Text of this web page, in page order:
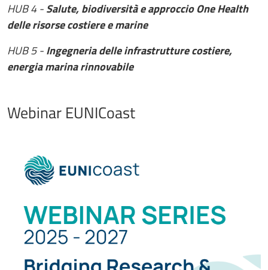
HUB 4 -Salute, biodiversità e approccio One Health
delle risorse costiere e marine
HUB 5 -Ingegneria delle infrastrutture costiere,
energia marina rinnovabile
Webinar EUNICoast